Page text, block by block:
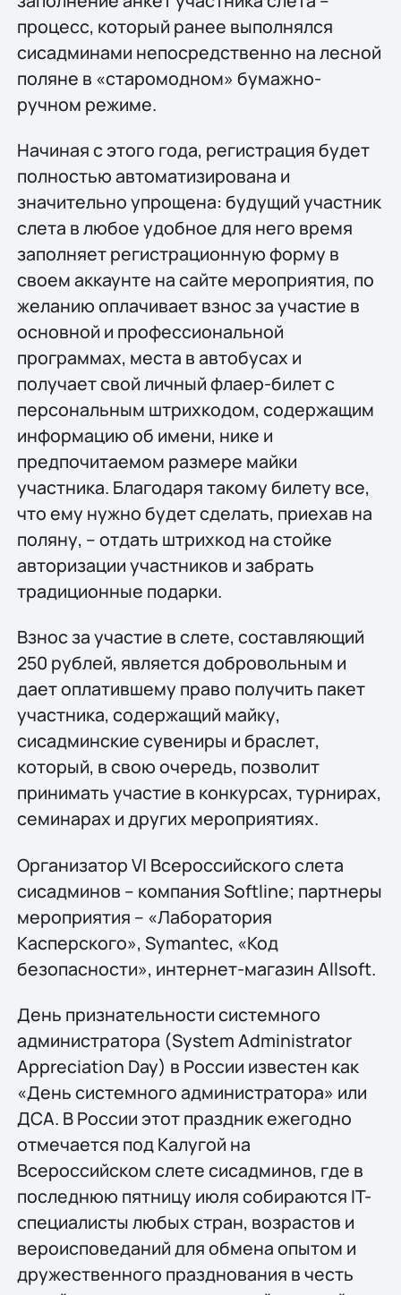
процесс, который ранее выполнялся
сисадминами непосредственно на лесной
поляне в «старомодном» бумажно-
ручном режиме.
Начиная с этого года, регистрация будет
полностью автоматизирована и
значительно упрощена: будущий участник
cлета в любое удобное для него время
заполняет регистрационную форму в
своем аккаунте на сайте мероприятия, по
желанию оплачивает взнос за участие в
основной и профессиональной
программах, места в автобусах и
получает свой личный флаер-билет с
персональным штрихкодом, содержащим
информацию об имени, нике и
предпочитаемом размере майки
участника. Благодаря такому билету все,
что ему нужно будет сделать, приехав на
поляну, – отдать штрихкод на стойке
авторизации участников и забрать
традиционные подарки.
Взнос за участие в cлете, составляющий
250 рублей, является добровольным и
дает оплатившему право получить пакет
участника, содержащий майку,
сисадминские сувениры и браслет,
который, в свою очередь, позволит
принимать участие в конкурсах, турнирах,
семинарах и других мероприятиях.
Организатор VI Всероссийского слета
сисадминов – компания Softline; партнеры
мероприятия – «Лаборатория
Касперского», Symantec, «Код
безопасности», интернет-магазин Allsoft.
День признательности системного
администратора (System Administrator
Appreciation Day) в России известен как
«День системного администратора» или
ДСА. В России этот праздник ежегодно
отмечается под Калугой на
Всероссийском слете сисадминов, где в
последнюю пятницу июля собираются IT-
специалисты любых стран, возрастов и
вероисповеданий для обмена опытом и
дружественного празднования в честь